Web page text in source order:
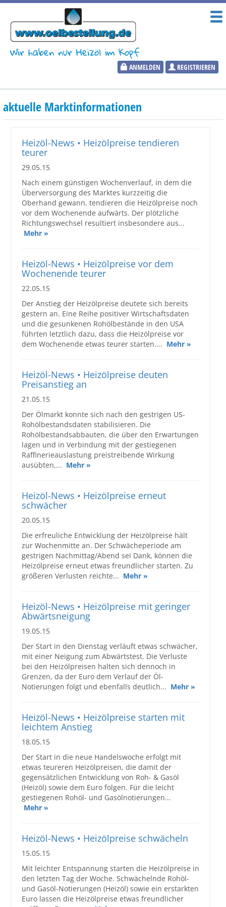
Wir haben nur Heizöl im Kopf
ANMELDEN REGISTRIEREN
Heizölpreise
Aktueller Heizölpreis
Marktinformationen
Wunschpreis Benachrichtigung
Produkte
Service
Händler
Hilfe und Kontakt
Shop
aktuelle Marktinformationen
Heizöl-News • Heizölpreise tendieren
teurer
29.05.15
Nach einem günstigen Wochenverlauf, in dem die
Überversorgung des Marktes kurzzeitig die
Oberhand gewann, tendieren die Heizölpreise noch
vor dem Wochenende aufwärts. Der plötzliche
Richtungswechsel resultiert insbesondere aus...
Mehr »
Heizöl-News • Heizölpreise vor dem
Wochenende teurer
22.05.15
Der Anstieg der Heizölpreise deutete sich bereits
gestern an. Eine Reihe positiver Wirtschaftsdaten
und die gesunkenen Rohölbestände in den USA
führten letztlich dazu, dass die Heizölpreise vor
dem Wochenende etwas teurer starten.... Mehr »
Heizöl-News • Heizölpreise deuten
Preisanstieg an
21.05.15
Der Ölmarkt konnte sich nach den gestrigen US-
Rohölbestandsdaten stabilisieren. Die
Rohölbestandsabbauten, die über den Erwartungen
lagen und in Verbindung mit der gestiegenen
Raffinerieauslastung preistreibende Wirkung
ausübten,... Mehr »
Heizöl-News • Heizölpreise erneut
schwächer
20.05.15
Die erfreuliche Entwicklung der Heizölpreise hält
zur Wochenmitte an. Der Schwächeperiode am
gestrigen Nachmittag/Abend sei Dank, können die
Heizölpreise erneut etwas freundlicher starten. Zu
größeren Verlusten reichte... Mehr »
Heizöl-News • Heizölpreise mit geringer
Abwärtsneigung
19.05.15
Der Start in den Dienstag verläuft etwas schwächer,
mit einer Neigung zum Abwärtstest. Die Verluste
bei den Heizölpreisen halten sich dennoch in
Grenzen, da der Euro dem Verlauf der Öl-
Notierungen folgt und ebenfalls deutlich... Mehr »
Heizöl-News • Heizölpreise starten mit
leichtem Anstieg
18.05.15
Der Start in die neue Handelswoche erfolgt mit
etwas teureren Heizölpreisen, die damit der
gegensätzlichen Entwicklung von Roh- & Gasöl
(Heizöl) sowie dem Euro folgen. Für die leicht
gestiegenen Rohöl- und Gasölnotierungen...
Mehr »
Heizöl-News • Heizölpreise schwächeln
15.05.15
Mit leichter Entspannung starten die Heizölpreise in
den letzten Tag der Woche. Schwächelnde Rohöl-
und Gasöl-Notierungen (Heizöl) sowie ein erstarkten
Euro lassen die Heizölpreise etwas freundlicher